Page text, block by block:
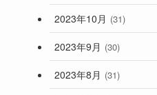
2023年10月 (31)
2023年9月 (30)
2023年8月 (31)